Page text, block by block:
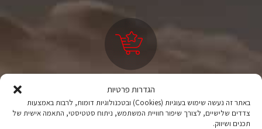
הגדרות פרטיות
באתר זה נעשה שימוש בעוגיות (Cookies) ובטכנולוגיות דומות, לרבות באמצעות
צדדים שלישיים, לצורך שיפור חוויית המשתמש, ניתוח סטטיסטי, התאמה אישית של
תכנים ושיווק.
ציוד טיולים
מהיבואן לצרכן